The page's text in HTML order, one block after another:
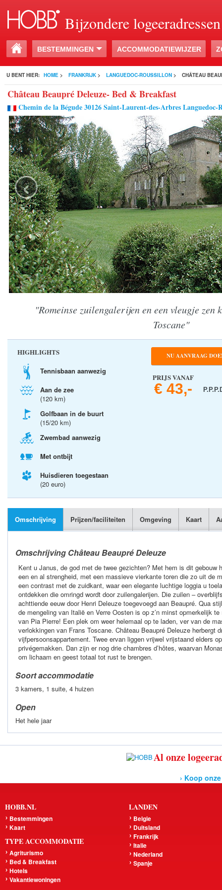
Bijzondere logeeradressen
BESTEMMINGEN ACCOMMODATIEWIJZER
U BENT HIER: HOME > FRANKRIJK > LANGUEDOC-ROUSSILLON > CHÂTEAU
Château Beaupré Deleuze- Bed & Breakfast
Chemin de la Bégude 30126 Saint-Laurent-des-Arbres Languedoc-
‹
"Romeinse zuilengalerijen en een vleugje zen
Toscane"
HIGHLIGHTS
Tennisbaan aanwezig
Aan de zee
(120 km)
Golfbaan in de buurt
(15/20 km)
Zwembad aanwezig
Met ontbijt
Huisdieren toegestaan
(20 euro)
NU AANVRAAG
PRIJS VANAF
€ 43,-
Omschrijving Prijzen/faciliteiten Omgeving Kaart
Omschrijving Château Beaupré Deleuze
Kent u Janus, de god met de twee gezichten? Met hem is dit gebouw
een en al strengheid, met een massieve vierkante toren die zo uit de
een contrast met de zuidkant, waar een elegante luchtige loggia u
ontdekken die omringd wordt door zuilengalerijen. Die zuilen –
achttiende eeuw door Henri Deleuze toegevoegd aan Beaupré. Qua
de mengeling van Italië en Verre Oosten is op z’n minst opmerkelijk
van Pia Pierre! Een plek om weer helemaal op te laden, ver van de
verlokkingen van Frans Toscane. Château Beaupré Deleuze herbergt
vijfpersoonsappartement. Twee ervan liggen vrijwel vrijstaand elders
privégemakken. Dan zijn er nog drie chambres d’hôtes, waarvan
om lichaam en geest totaal tot rust te brengen.
Soort accommodatie
3 kamers, 1 suite, 4 huizen
Open
Het hele jaar
Al onze
› Koop
HOBB.NL
Bestemmingen
Kaart
TYPE ACCOMMODATIE
Agriturismo
Bed & Breakfast
Hotels
Vakantiewoningen
LANDEN
Belgie
Duitsland
Frankrijk
Italie
Nederland
Spanje